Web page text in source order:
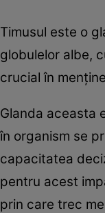
Timusul este o
globulelor albe,
crucial în
Glanda aceasta
în organism se
capacitatea
pentru acest
prin care trec